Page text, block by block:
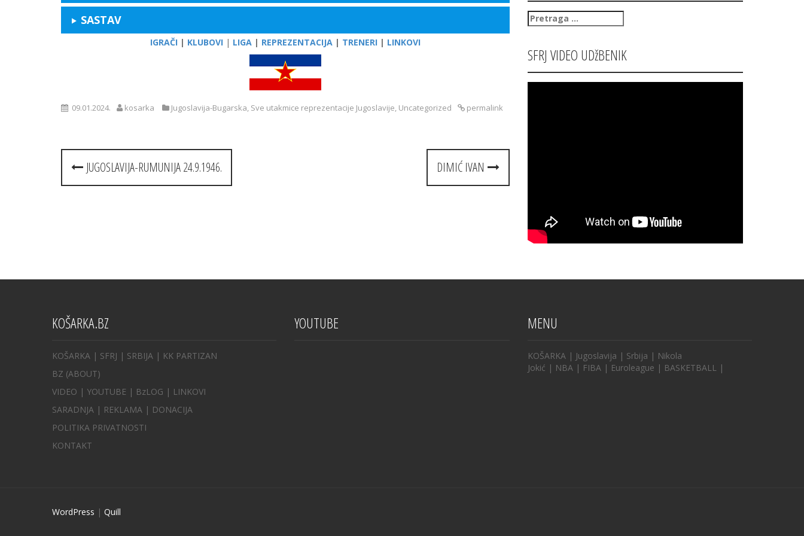
SASTAV
IGRAČI | KLUBOVI | LIGA | REPREZENTACIJA | TRENERI | LINKOVI
09.01.2024. kosarka Jugoslavija-Bugarska, Sve utakmice reprezentacije Jugoslavije, Uncategorized permalink
Post
navigation
JUGOSLAVIJA-RUMUNIJA 24.9.1946. DIMIĆ IVAN
Pretraga
za:
SFRJ VIDEO UDžBENIK
KOŠARKA.BZ
KOŠARKA | SFRJ | SRBIJA | KK PARTIZAN
BZ (ABOUT)
VIDEO | YOUTUBE | BzLOG | LINKOVI
SARADNJA | REKLAMA | DONACIJA
POLITIKA PRIVATNOSTI
KONTAKT
YOUTUBE MENU
KOŠARKA | Jugoslavija | Srbija | Nikola
Jokić | NBA | FIBA | Euroleague | BASKETBALL |
WordPress | Quill